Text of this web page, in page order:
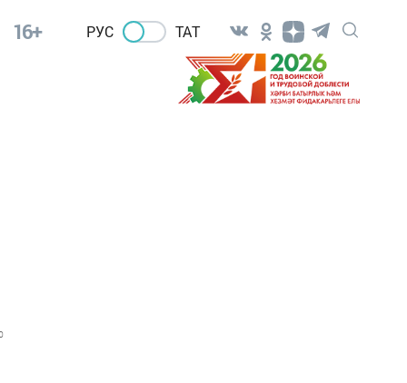
16+ РУС ТАТ